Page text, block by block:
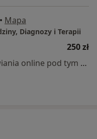
• Mapa
Diagnozy i Terapii
250 zł
Specjalista nie oferuje umawiania online pod tym adresem.